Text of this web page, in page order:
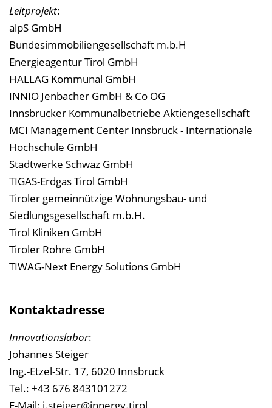
Leitprojekt:
alpS GmbH
Bundesimmobiliengesellschaft m.b.H
Energieagentur Tirol GmbH
HALLAG Kommunal GmbH
INNIO Jenbacher GmbH & Co OG
Innsbrucker Kommunalbetriebe Aktiengesellschaft
MCI Management Center Innsbruck - Internationale
Hochschule GmbH
Stadtwerke Schwaz GmbH
TIGAS-Erdgas Tirol GmbH
Tiroler gemeinnützige Wohnungsbau- und
Siedlungsgesellschaft m.b.H.
Tirol Kliniken GmbH
Tiroler Rohre GmbH
TIWAG-Next Energy Solutions GmbH
Kontaktadresse
Innovationslabor:
Johannes Steiger
Ing.-Etzel-Str. 17, 6020 Innsbruck
Tel.: +43 676 843101272